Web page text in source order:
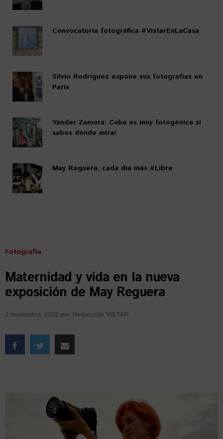
Convocatoria fotográfica #VistarEnLaCasa
Silvio Rodríguez expone sus fotografías en
París
Yander Zamora: Cuba es muy fotogénica si
sabes dónde mirar
May Reguera, cada día más #Libre
Fotografía
Maternidad y vida en la nueva
exposición de May Reguera
3 noviembre, 2022 por Redacción VISTAR